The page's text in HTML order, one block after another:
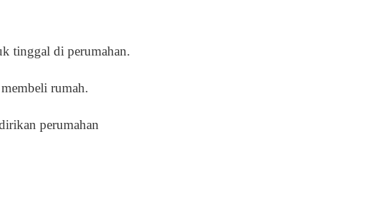
tinggal di perumahan.
rumah.
perumahan